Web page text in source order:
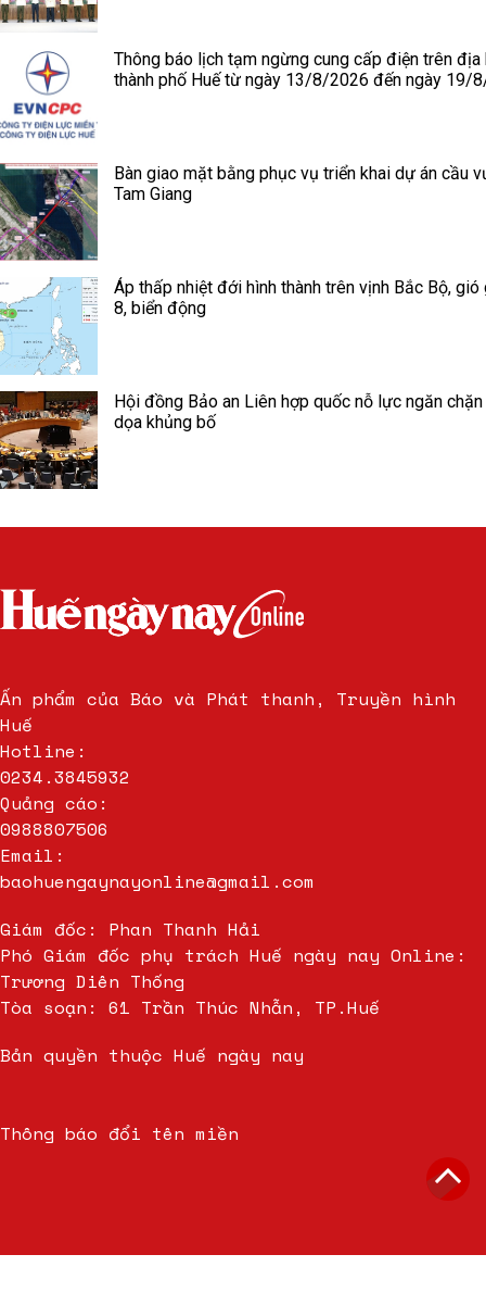
Thông báo lịch tạm ngừng cung cấp điện trên địa
thành phố Huế từ ngày 13/8/2026 đến ngày 19/
Bàn giao mặt bằng phục vụ triển khai dự án cầu
Tam Giang
Áp thấp nhiệt đới hình thành trên vịnh Bắc Bộ,
8, biển động
Hội đồng Bảo an Liên hợp quốc nỗ lực ngăn
dọa khủng bố
Ấn phẩm của Báo và Phát thanh, Truyền hình
Huế
Hotline:
0234.3845932
Quảng cáo:
0988807506
Email:
baohuengaynayonline@gmail.com
Giám đốc: Phan Thanh Hải
Phó Giám đốc phụ trách Huế ngày nay Online:
Trương Diên Thống
Tòa soạn: 61 Trần Thúc Nhẫn, TP.Huế
Bản quyền thuộc Huế ngày nay
Thông báo đổi tên miền